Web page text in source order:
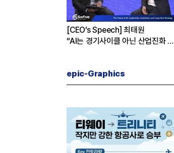
[CEO’s Speech] 최태원
“AI는 경기사이클 아닌 산업진화 그
epic-Graphics